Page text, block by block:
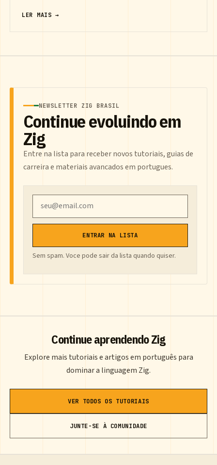
LER MAIS →
NEWSLETTER ZIG BRASIL
Continue evoluindo em
Zig
Entre na lista para receber novos tutoriais, guias de
carreira e materiais avancados em portugues.
ENTRAR NA LISTA
Sem spam. Voce pode sair da lista quando quiser.
Continue aprendendo Zig
Explore mais tutoriais e artigos em português para
dominar a linguagem Zig.
VER TODOS OS TUTORIAIS
JUNTE-SE À COMUNIDADE